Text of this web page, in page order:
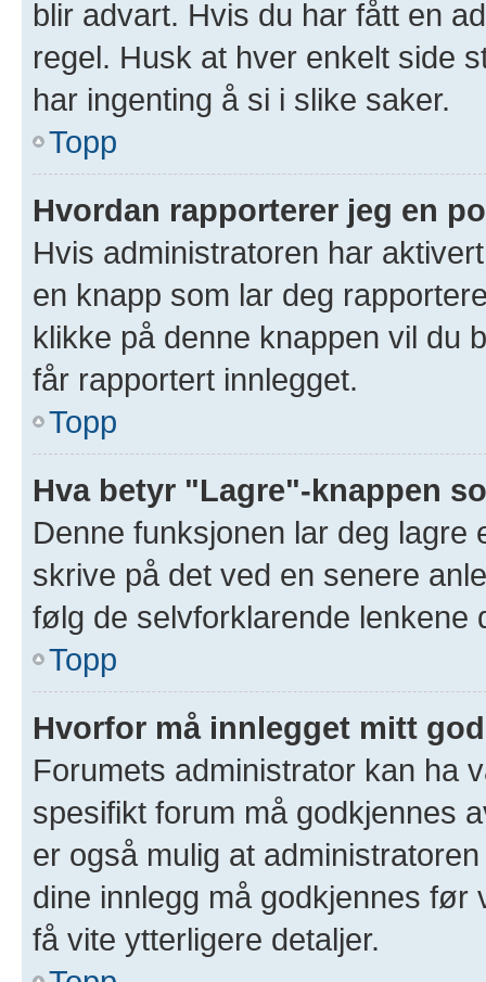
blir advart. Hvis du har fått en
regel. Husk at hver enkelt side
har ingenting å si i slike saker.
Topp
Hvordan rapporterer jeg en
Hvis administratoren har
en knapp som lar deg
klikke på denne knappen vil du
får rapportert innlegget.
Topp
Hva betyr "Lagre"-knappen
Denne funksjonen lar deg lagre
skrive på det ved en senere
følg de selvforklarende lenkene
Topp
Hvorfor må innlegget mitt
Forumets administrator kan ha
spesifikt forum må godkjennes
er også mulig at
dine innlegg må godkjennes før
få vite ytterligere detaljer.